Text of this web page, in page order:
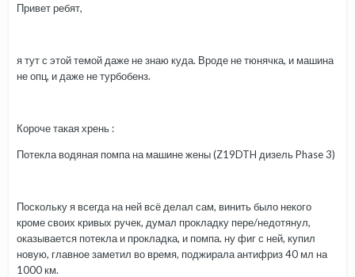
Привет ребят,
я тут с этой темой даже не знаю куда. Вроде не тюнячка, и машина
не опц, и даже не турбобенз.
Короче такая хрень :
Потекла водяная помпа на машине жены (Z19DTH дизель Phase 3)
Поскольку я всегда на ней всё делал сам, винить было некого
кроме своих кривых ручек, думал прокладку пере/недотянул,
оказывается потекла и прокладка, и помпа. ну фиг с ней, купил
новую, главное заметил во время, поджирала антифриз 40 мл на
1000 км.